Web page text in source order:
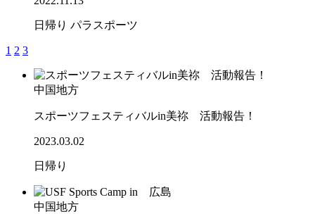
日帰り パラスポーツ
1 2 3
中国地方
スポーツフェスティバルin美祢 活動報告！
2023.03.02
日帰り
中国地方